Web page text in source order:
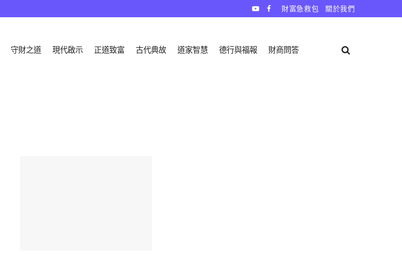
財富急救包 關於我們
守財之道 現代啟示 正道致富 古代典故 道家智慧 德行與福報 財商問答